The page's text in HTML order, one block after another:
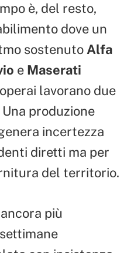
è, del resto,
dove un
sostenutoAlfa
e Maserati
lavorano due
produzione
incertezza
diretti ma per
del territorio.
più